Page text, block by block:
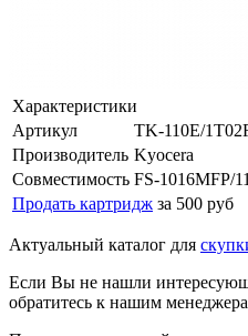
Характеристики
Артикул
TK-110E/
Производитель Kyocera
Совместимость FS-1016MFP/
Продать картридж за 500 руб
Актуальный каталог для
Если Вы не нашли
обратитесь к нашим